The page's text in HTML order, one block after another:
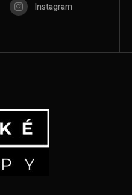
Instagram